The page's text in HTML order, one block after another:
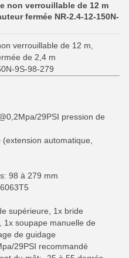
non verrouillable de 12 m
fermée NR-2.4-12-150N-
verrouillable de 12 m,
de 2,4 m
9S-98-279
29PSI pression de
automatique,
98 à 279 mm
supérieure, 1x bride
1x soupape manuelle de
de guidage
29PSI recommandé